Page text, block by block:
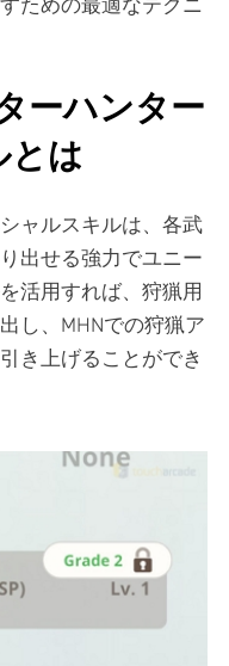
ための最適なテクニ
ーハンター
とは
ャルスキルは、各武
出せる強力でユニー
活用すれば、狩猟用
し、MHNでの狩猟ア
き上げることができ